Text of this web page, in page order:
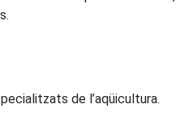
de l’aqüicultura.